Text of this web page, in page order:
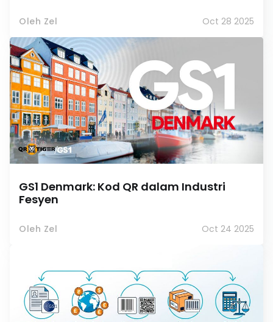
Oleh Zel Oct 28 2025
GS1 Denmark: Kod QR dalam Industri
Fesyen
Oleh Zel Oct 24 2025